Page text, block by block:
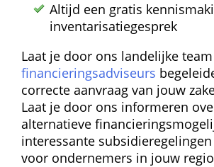
Altijd een gratis
inventarisatie­gesprek
Laat je door ons landelijke
financierings­adviseurs
correcte aanvraag van jouw
Laat je door ons informeren
alternatieve
interessante
voor ondernemers in jouw